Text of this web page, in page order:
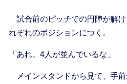
試合前のピッチでの円陣が解
れぞれのポジションにつく。
「あれ、4人が並んでいるな」
メインスタンドから見て、手